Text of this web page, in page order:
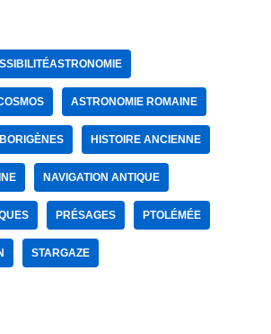
ASTRONOMIE ROMAINE
HISTOIRE ANCIENNE
NAVIGATION ANTIQUE
PRÉSAGES PTOLÉMÉE
STARGAZE